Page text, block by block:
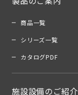
商品一覧
シリーズ一覧
カタログPDF
施設設備のご紹介